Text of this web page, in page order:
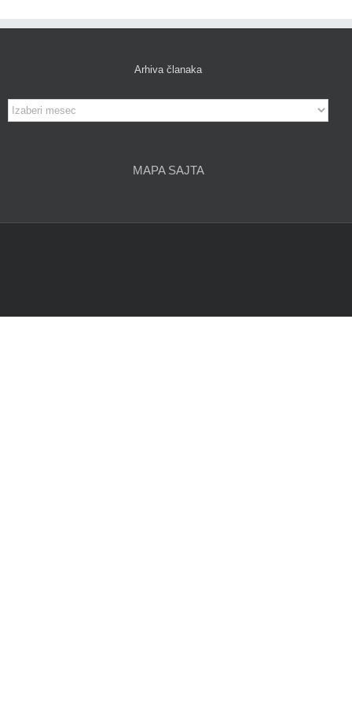
Arhiva članaka
Arhiva
članaka
MAPA SAJTA